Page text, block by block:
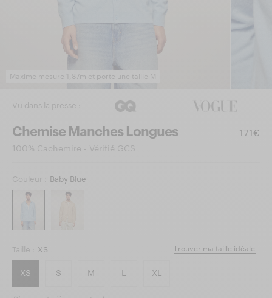
Maxime mesure 1,87m et porte une taille M
Vu dans la presse :
Chemise Manches Longues
100% Cachemire - Vérifié GCS
171€
Couleur : Baby Blue
Taille : XS
XS S M L XL
Trouver ma taille idéale